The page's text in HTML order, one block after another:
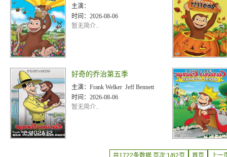
主演：
时间： 2026-08-06
暂无简介..
好奇的乔治第五季
主演： Frank Welker Jeff Bennett
时间： 2026-08-06
暂无简介..
共1722条数据 页次:1/82页 首页 上一